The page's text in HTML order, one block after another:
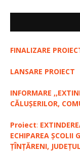
FINALIZARE
LANSARE PROIECT
INFORMARE
CĂLUȘERILOR,
Proiect:
ECHIPAREA ȘCOLII
ȚÎNȚĂRENI,